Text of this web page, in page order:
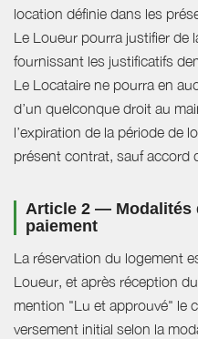
location définie dans les
Le Loueur pourra justifier de
fournissant les justificatifs
Le Locataire ne pourra en
d’un quelconque droit au
l’expiration de la période de
présent contrat, sauf accord
Article 2 — Modalités
paiement
La réservation du logement
Loueur, et après réception
mention "Lu et approuvé" le
versement initial selon la